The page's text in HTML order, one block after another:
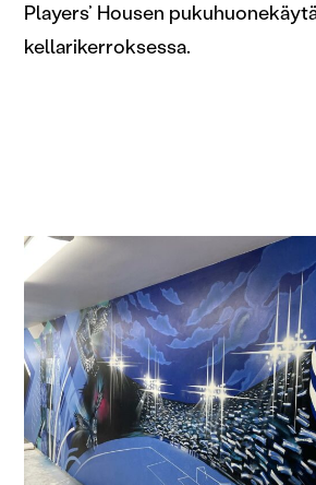
Players’ Housen
kellarikerroksessa.